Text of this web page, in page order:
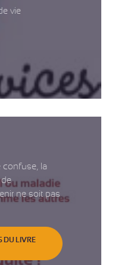
vie
confuse, la
ne soit pas
DU LIVRE